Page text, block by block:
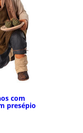
com
presépio